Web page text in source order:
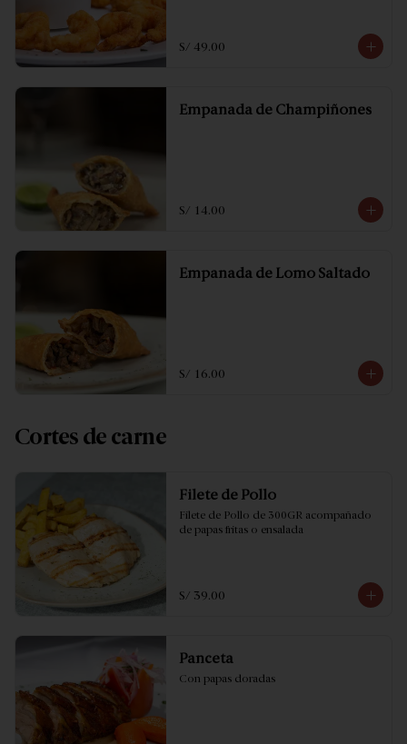
S/ 49.00
Empanada de Champiñones
S/ 14.00
Empanada de Lomo Saltado
S/ 16.00
Cortes de carne
Filete de Pollo
Filete de Pollo de 300GR acompañado
de papas fritas o ensalada
S/ 39.00
Panceta
Con papas doradas